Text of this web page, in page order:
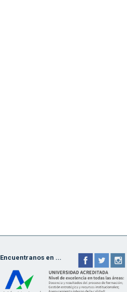
Encuentranos en ...